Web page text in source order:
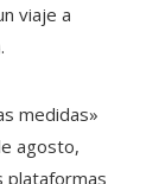
viaje a
medidas»
agosto,
plataformas